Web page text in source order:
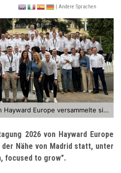
| Andere Sprachen
Die Vertriebsorganisation von Hayward Europe versammelte sich vom 24. bis 26. Juni 2026 in El Escorial
2026 von Hayward Europe
Nähe von Madrid statt, unter
focused to grow".